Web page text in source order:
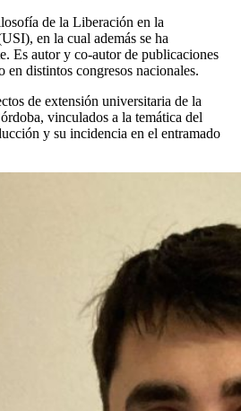
de la Liberación en la
en la cual además se ha
Es autor y co-autor de publicaciones
en distintos congresos nacionales.
de extensión universitaria de la
vinculados a la temática del
y su incidencia en el entramado